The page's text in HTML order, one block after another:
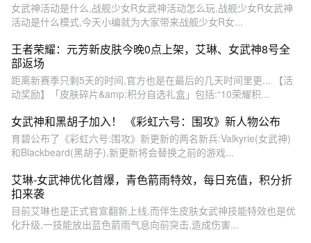
女武神活动是什么,战舰少女R女武神活动怎么玩,战舰少女R女武神
活动是什么模式,今天小编就为大家带来战舰少女R女...
王者荣耀：元芳新皮肤今晚0点上架，艾琳、女武神8号全
部返场
距离新赛季只剩5天的时间,官方也是在最后的几天时间里更... 【活
动奖励】「皮肤碎片&amp;积分自选礼盒」包括:“10荣耀积...
女武神和黑胡子加入！ 《彩虹六号：围攻》新人物公布
育碧公布了《彩虹六号:围攻》新更新的两名新兵:Valkyrie(女武神)
和Blackbeard(黑胡子),新更新将会替换之前的游戏...
艾琳-女武神优化首爆，青色箭雨特效，每日充值，积分折
扣来袭
目前艾琳也是正式官宣翻新上线,而伴生皮肤女武神技能特效也是优
化升级,一技能放出蓝色箭雨气息向前突击,造成伤害...